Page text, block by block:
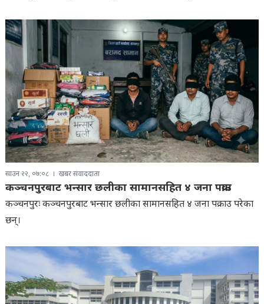
साउन २२, ०७:०८ खबर संवाददाता
कञ्चनपुरबाट भन्सार छलीका सामानसहित ४ जना पक्राउ
कञ्चनपुरः कञ्चनपुरबाट भन्सार छलीका सामानसहित ४ जना पक्राउ परेका
छन्।